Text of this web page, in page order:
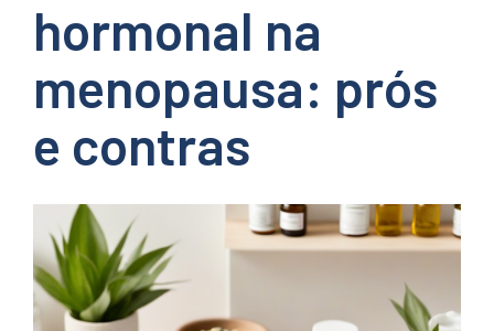
hormonal na
menopausa: prós
e contras